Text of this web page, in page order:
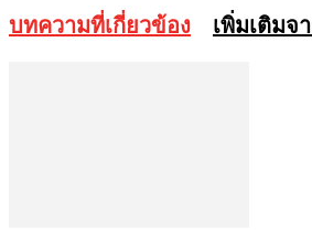
บทความที่เกี่ยวข้อง เพิ่มเติมจ